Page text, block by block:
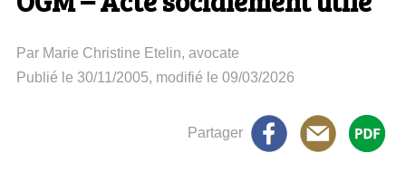
Par Marie Christine Etelin, avocate
Publié le 30/11/2005, modifié le 09/03/2026
Partager